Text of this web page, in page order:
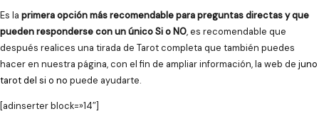
Es la primera opción más recomendable para preguntas directas y que
pueden responderse con un único Si o NO, es recomendable que
después realices una tirada de Tarot completa que también puedes
hacer en nuestra página, con el fin de ampliar información, la web de juno
tarot del si o no puede ayudarte.
[adinserter block=»14″]